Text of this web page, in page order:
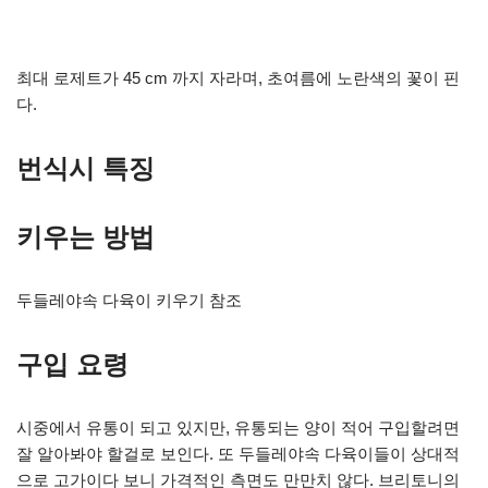
최대 로제트가 45 cm 까지 자라며, 초여름에 노란색의 꽃이 핀
다.
번식시 특징
키우는 방법
두들레야속 다육이 키우기 참조
구입 요령
시중에서 유통이 되고 있지만, 유통되는 양이 적어 구입할려면
잘 알아봐야 할걸로 보인다. 또 두들레야속 다육이들이 상대적
으로 고가이다 보니 가격적인 측면도 만만치 않다. 브리토니의